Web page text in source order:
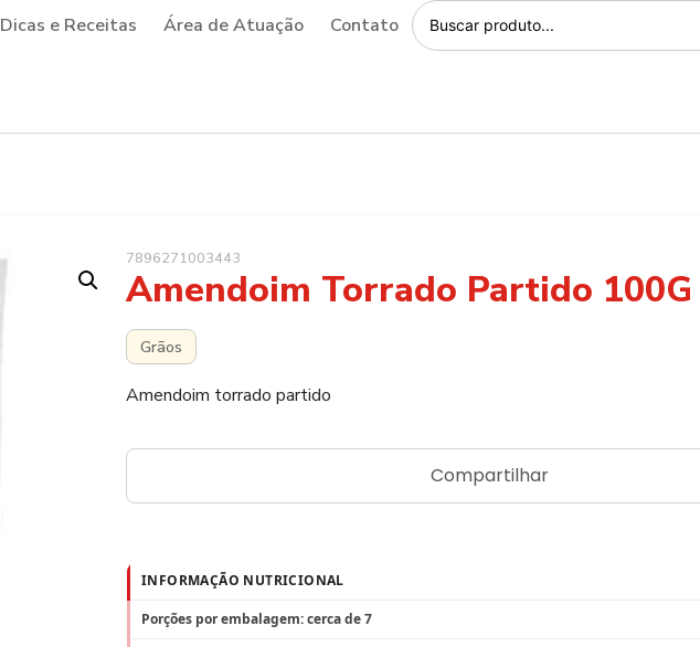
Dicas e Receitas Área de Atuação Contato
7896271003443
Amendoim Torrado Partido 100G
Grãos
Amendoim torrado partido
Compartilhar
INFORMAÇÃO NUTRICIONAL
Porções por embalagem: cerca de 7